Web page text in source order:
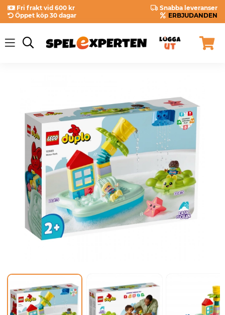
Fri frakt vid 600 kr
Snabba leveranser
Öppet köp 30 dagar
ERBJUDANDEN